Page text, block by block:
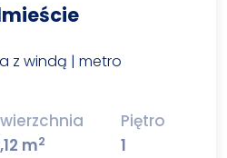
z windą | metro
m2
Piętro
1